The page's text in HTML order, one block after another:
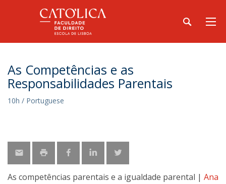
As Competências e as
Responsabilidades Parentais
10h / Portuguese
As competências parentais e a igualdade parental | Ana